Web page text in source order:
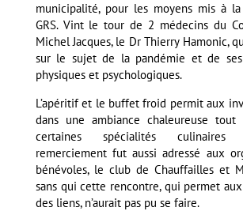
municipalité, pour les moyens mis à
GRS. Vint le tour de 2 médecins du
Michel Jacques, le Dr Thierry Hamonic,
sur le sujet de la pandémie et de ses
physiques et psychologiques.
L’apéritif et le buffet froid permit aux
dans une ambiance chaleureuse tout
certaines spécialités
remerciement fut aussi adressé aux
bénévoles, le club de Chauffailles et
sans qui cette rencontre, qui permet
des liens, n’aurait pas pu se faire.